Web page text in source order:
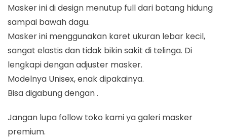
Masker ini di design menutup full dari batang hidung
sampai bawah dagu.
Masker ini menggunakan karet ukuran lebar kecil,
sangat elastis dan tidak bikin sakit di telinga. Di
lengkapi dengan adjuster masker.
Modelnya Unisex, enak dipakainya.
Bisa digabung dengan .
Jangan lupa follow toko kami ya galeri masker
premium.